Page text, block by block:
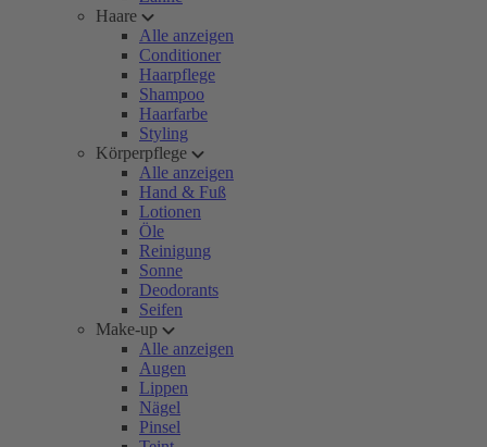
Haare
Alle anzeigen
Conditioner
Haarpflege
Shampoo
Haarfarbe
Styling
Körperpflege
Alle anzeigen
Hand & Fuß
Lotionen
Öle
Reinigung
Sonne
Deodorants
Seifen
Make-up
Alle anzeigen
Augen
Lippen
Nägel
Pinsel